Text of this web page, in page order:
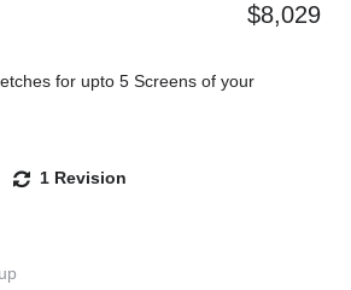
$8,029
for upto 5 Screens of your
1 Revision